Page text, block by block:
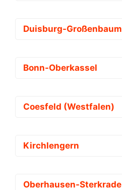
Duisburg-Großenbaum
Bonn-Oberkassel
Coesfeld (Westfalen)
Kirchlengern
Oberhausen-Sterkrade